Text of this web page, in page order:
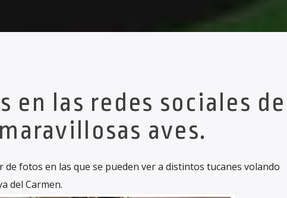
en las redes sociales de
aves.
fotos en las que se pueden ver a distintos tucanes volando
del Carmen.